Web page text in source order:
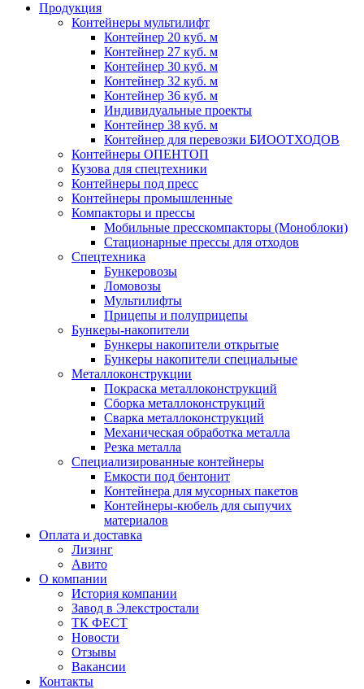
Продукция
Контейнеры мультилифт
Контейнер 20 куб. м
Контейнер 27 куб. м
Контейнер 30 куб. м
Контейнер 32 куб. м
Контейнер 36 куб. м
Индивидуальные проекты
Контейнер 38 куб. м
Контейнер для перевозки БИООТХОДОВ
Контейнеры ОПЕНТОП
Кузова для спецтехники
Контейнеры под пресс
Контейнеры промышленные
Компакторы и прессы
Мобильные пресскомпакторы (Моноблоки)
Стационарные прессы для отходов
Спецтехника
Бункеровозы
Ломовозы
Мультилифты
Прицепы и полуприцепы
Бункеры-накопители
Бункеры накопители открытые
Бункеры накопители специальные
Металлоконструкции
Покраска металлоконструкций
Сборка металлоконструкций
Сварка металлоконструкций
Механическая обработка металла
Резка металла
Специализированные контейнеры
Емкости под бентонит
Контейнера для мусорных пакетов
Контейнеры-кюбель для сыпучих
материалов
Оплата и доставка
Лизинг
Авито
О компании
История компании
Завод в Элекстростали
ТК ФЕСТ
Новости
Отзывы
Вакансии
Контакты